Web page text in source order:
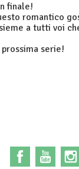
finale!
romantico
a tutti voi
serie!